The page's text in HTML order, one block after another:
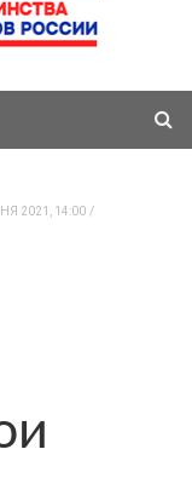
2021, 14:00